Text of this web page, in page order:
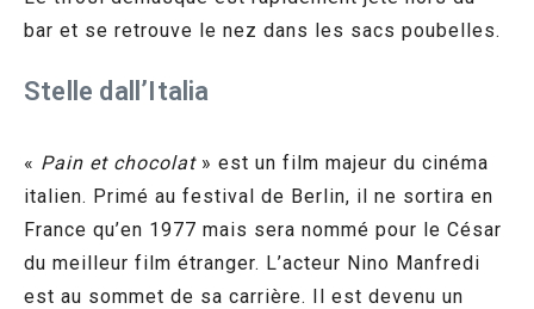
bar et se retrouve le nez dans les sacs poubelles.
Stelle dall’Italia
« Pain et chocolat» est un film majeur du cinéma
italien. Primé au festival de Berlin, il ne sortira en
France qu’en 1977 mais sera nommé pour le César
du meilleur film étranger. L’acteur Nino Manfredi
est au sommet de sa carrière. Il est devenu un